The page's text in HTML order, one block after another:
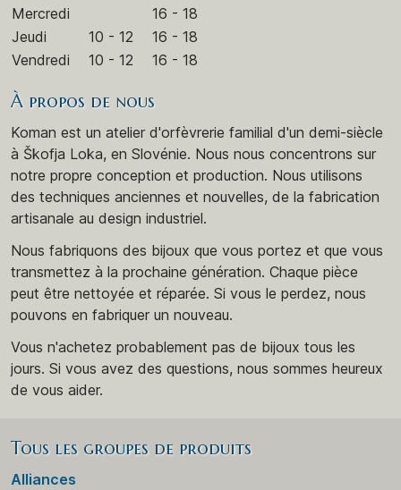
Mercredi
16 - 18
Jeudi
10 - 12
16 - 18
Vendredi
10 - 12 16 - 18
À propos de nous
Koman est un atelier d'orfèvrerie familial d'un demi-siècle
à Škofja Loka, en Slovénie. Nous nous concentrons sur
notre propre conception et production. Nous utilisons
des techniques anciennes et nouvelles, de la fabrication
artisanale au design industriel.
Nous fabriquons des bijoux que vous portez et que vous
transmettez à la prochaine génération. Chaque pièce
peut être nettoyée et réparée. Si vous le perdez, nous
pouvons en fabriquer un nouveau.
Vous n'achetez probablement pas de bijoux tous les
jours. Si vous avez des questions, nous sommes heureux
de vous aider.
Tous les groupes de produits
Alliances